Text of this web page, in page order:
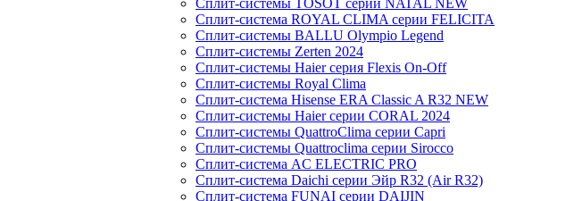
Сплит-системы TOSOT серии NATAL NEW
Сплит-система ROYAL CLIMA серии FELICITA
Сплит-системы BALLU Olympio Legend
Сплит-системы Zerten 2024
Сплит-системы Haier серия Flexis On-Off
Сплит-системы Royal Clima
Сплит-система Hisense ERA Classic A R32 NEW
Сплит-системы Haier cерии CORAL 2024
Сплит-системы QuattroClima серии Capri
Сплит-системы Quattroclima серии Sirocco
Сплит-система AC ELECTRIC PRO
Сплит-система Daichi серии Эйр R32 (Air R32)
Сплит-система FUNAI серии DAIJIN